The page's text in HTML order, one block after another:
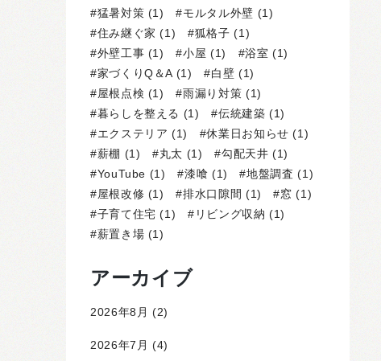
猛暑対策 (1) モルタル外壁 (1)
住み継ぐ家 (1) 狐格子 (1)
外壁工事 (1) 小屋 (1) 浴室 (1)
家づくりQ＆A (1) 白壁 (1)
屋根点検 (1) 雨漏り対策 (1)
暮らしを整える (1) 伝統建築 (1)
エクステリア (1) 休業日お知らせ (1)
薪棚 (1) 丸太 (1) 勾配天井 (1)
YouTube (1) 漆喰 (1) 地盤調査 (1)
屋根改修 (1) 排水口隙間 (1) 窓 (1)
子育て住宅 (1) リビング収納 (1)
薪置き場 (1)
アーカイブ
2026年8月 (2)
2026年7月 (4)